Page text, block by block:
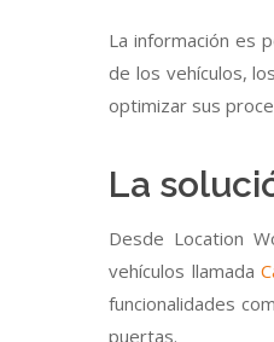
La información es
de los vehículos,
optimizar sus
La
Desde Location
vehículos llamada
funcionalidades
puertas.